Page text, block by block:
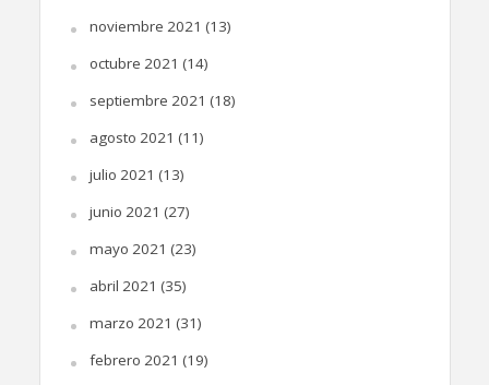
noviembre 2021 (13)
octubre 2021 (14)
septiembre 2021 (18)
agosto 2021 (11)
julio 2021 (13)
junio 2021 (27)
mayo 2021 (23)
abril 2021 (35)
marzo 2021 (31)
febrero 2021 (19)